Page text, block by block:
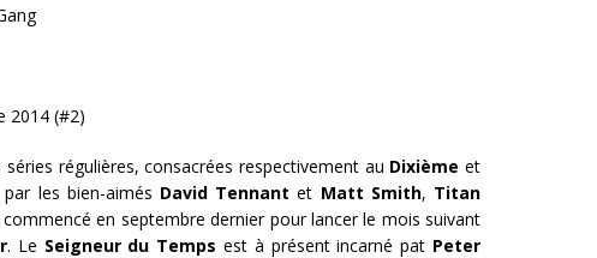
2014 (#2)
régulières, consacrées respectivement au Dixième et
les bien-aimés David Tennant et Matt Smith, Titan
en septembre dernier pour lancer le mois suivant
. Le Seigneur du Temps est à présent incarné pat Peter